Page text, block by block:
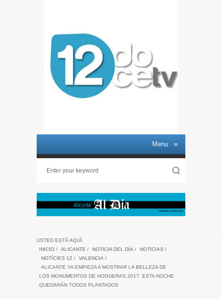
Menu ≡
USTED ESTÁ AQUÍ:
INICIO / ALICANTE / NOTICIA DEL DÍA / NOTICIAS /
NOTÍCIES 12 / VALENCIA /
ALICANTE YA EMPIEZA A MOSTRAR LA BELLEZA DE
LOS MONUMENTOS DE HOGUERAS 2017. ESTA NOCHE
QUEDARÁN TODOS PLANTADOS